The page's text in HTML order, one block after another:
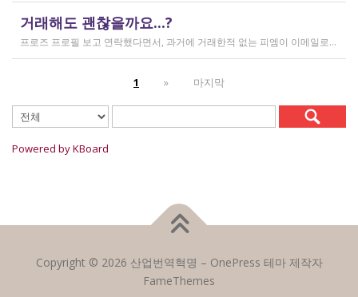
거래해도 괜찮을까요...?
프로즈 프로필 보고 연락했다면서, 과거에 거래한적 없는 피엠이 이메일로 의뢰를 주셨는데요 샘테도 보지 않고 4일안에 19000단어 영한번역을 해달라는데 거래해도 괜찮을까요..? 거래한적 한번도 없는 뉴비한테 샘테도 없이 프로젝트를 던져주니 이거 사기인거 아닌가 좀 걱정이 됩니다. 급한데 사람구하기 어려워서일까요? 게다가 전 이력서상 경력도 몇줄 안되는 초보중의 초보입니다...
1 » 마지막
Powered by KBoard
Copyright © 2026 산업번역혁명 – OnePress 테마 제작자
FameThemes